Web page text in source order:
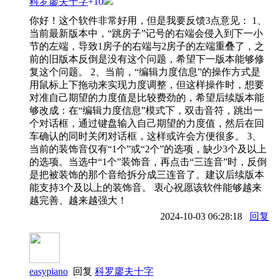
你好！这个软件非常好用，但是我要反馈3点意见： 1、
当前最新版本中，“跳房子”记号的右端会侵入到下一小
节的左端，导致1房子的右端与2房子的左端重叠了，之
前的旧版本反倒是没有这个问题，希望下一版本能够修
复这个问题。 2、当前，“编辑力度信息”的操作方式是
用鼠标上下拖动来实现力度调整，但这样操作时，想要
对准自己期望的力度值是比较费劲的，希望后续版本能
够改成：在“编辑力度信息”模式下，双击音符，跳出一
个对话框，通过键盘输入自己期望的力度值，然后在回
车确认的同时关闭对话框，这样或许会方便很多。 3、
当前的装饰音仅有“1个”或“2个”的选项，缺少3个及以上
的选项。当选中“1个”装饰音，再点击“三连音”时，反倒
是把被装饰的那个音给拆分成三连音了。建议后续版本
能支持3个及以上的装饰音。 衷心祝愿该软件能够越来
越完善、越来越强大！
2024-10-03 06:28:18
回复
easypiano 回复 科罗廖夫十字